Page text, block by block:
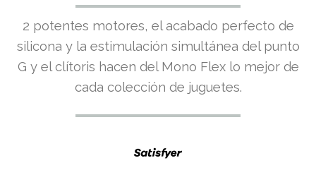
El
precio
original
era:
22,95€.
El
precio
actual
es:
16,07€.
2 potentes motores, el acabado perfecto de
silicona y la estimulación simultánea del punto
G y el clítoris hacen del Mono Flex lo mejor de
cada colección de juguetes.